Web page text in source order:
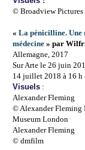
© Broadview Pictures
« La pénicilline. Une
médecine » par
Allemagne, 2017
Sur Arte le 26 juin
14 juillet 2018 à 16 h
Visuels :
Alexander Fleming
© Alexander Fleming
Museum London
Alexander Fleming
© dmfilm